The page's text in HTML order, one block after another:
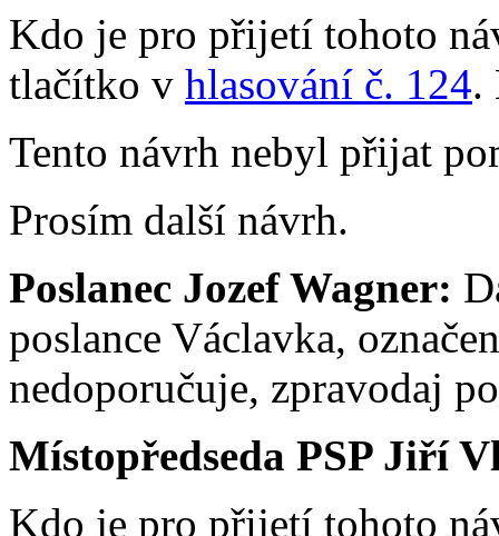
Kdo je pro přijetí tohoto
tlačítko v hlasování č. 124.
Tento návrh nebyl přijat
Prosím další návrh.
Poslanec Jozef Wagner:
poslance Václavka,
nedoporučuje, zpravodaj
Místopředseda PSP Jiří
Kdo je pro přijetí tohoto